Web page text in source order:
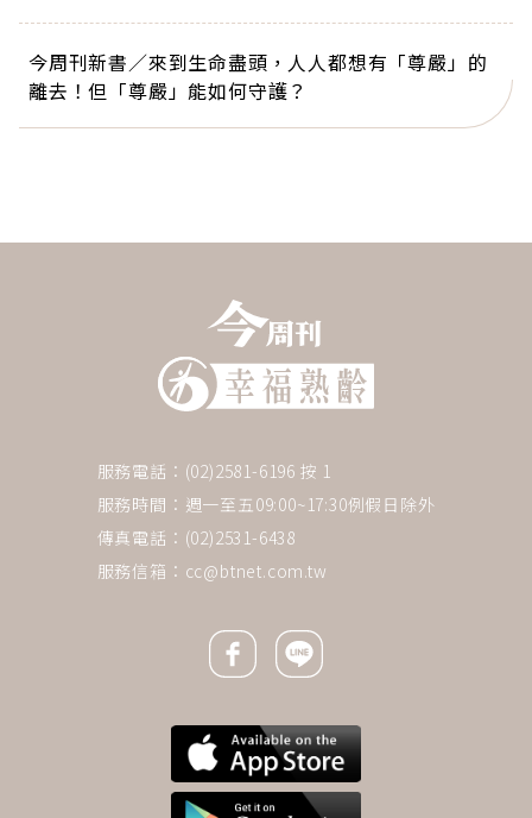
今周刊新書／來到生命盡頭，人人都想有「尊嚴」的
離去！但「尊嚴」能如何守護？
服務電話：(02)2581-6196 按 1
服務時間：週一至五09:00~17:30例假日除外
傳真電話：(02)2531-6438
服務信箱： cc@btnet.com.tw
Facebook icon
Line icon